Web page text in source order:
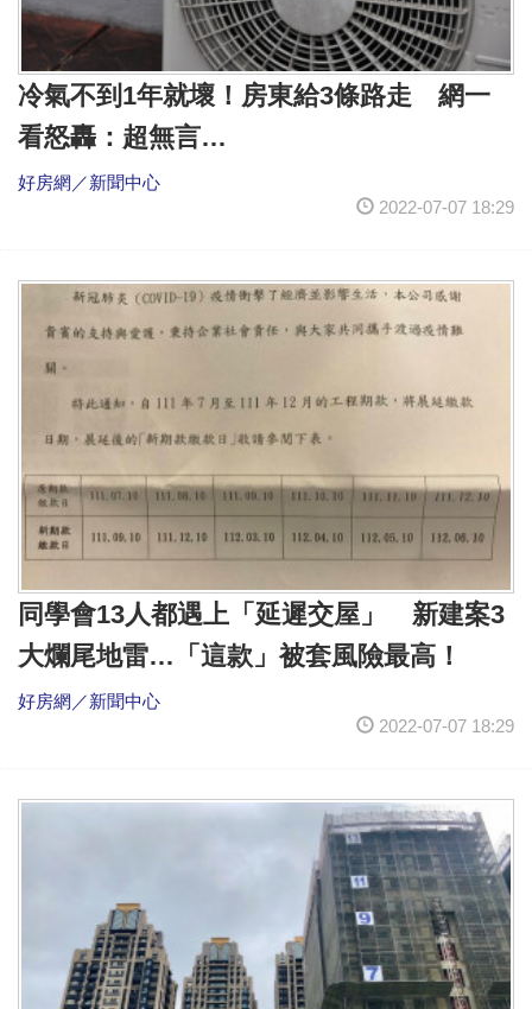
冷氣不到1年就壞！房東給3條路走 網一
看怒轟：超無言…
好房網／新聞中心
2022-07-07 18:29
同學會13人都遇上「延遲交屋」 新建案3
大爛尾地雷…「這款」被套風險最高！
好房網／新聞中心
2022-07-07 18:29